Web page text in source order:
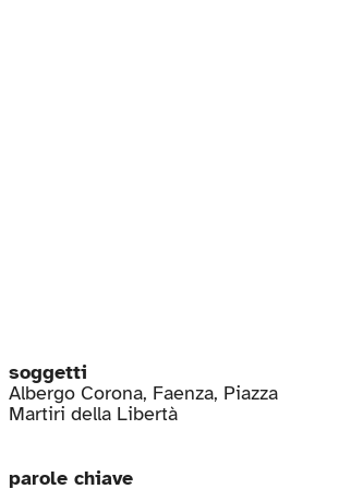
soggetti
Albergo Corona, Faenza, Piazza
Martiri della Libertà
parole chiave